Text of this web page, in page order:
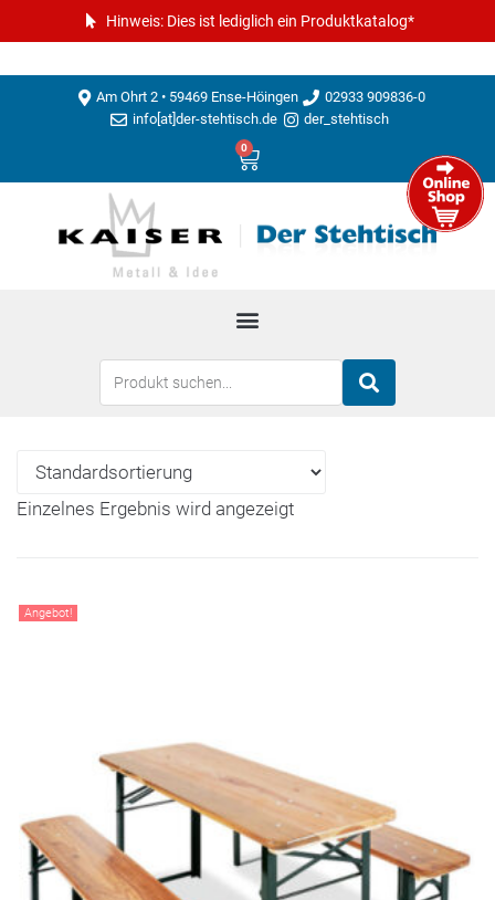
Hinweis: Dies ist lediglich ein Produktkatalog*
Am Ohrt 2 • 59469 Ense-Höingen
02933 909836-0
info[at]der-stehtisch.de
der_stehtisch
0
Einzelnes Ergebnis wird angezeigt
Angebot!